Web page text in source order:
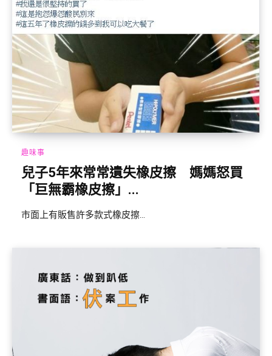
趣味事
兒子5年來常常遺失橡皮擦 媽媽怒買
「巨無霸橡皮擦」...
市面上有販售許多款式橡皮擦...